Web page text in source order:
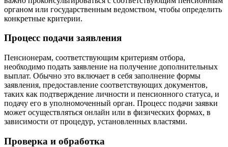
органом или государственным ведомством, чтобы определить
конкретные критерии.
Процесс подачи заявления
Пенсионерам, соответствующим критериям отбора,
необходимо подать заявление на получение дополнительных
выплат. Обычно это включает в себя заполнение формы
заявления, предоставление соответствующих документов,
таких как подтверждение личности и пенсионного статуса, и
подачу его в уполномоченный орган. Процесс подачи заявки
может осуществляться онлайн или в физических формах, в
зависимости от процедур, установленных властями.
Проверка и обработка